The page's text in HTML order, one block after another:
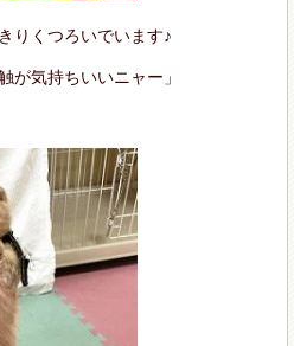
りくつろいでいます♪
が気持ちいいニャー」